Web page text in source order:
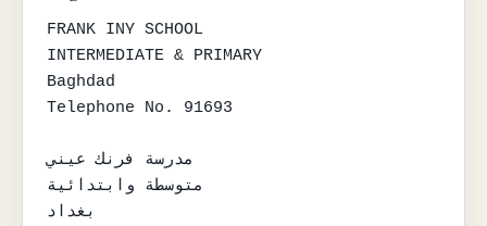
FRANK INY SCHOOL
INTERMEDIATE & PRIMARY
Baghdad
Telephone No. 91693
مدرسة فرنك عيني
متوسطة وابتدائية
بغداد